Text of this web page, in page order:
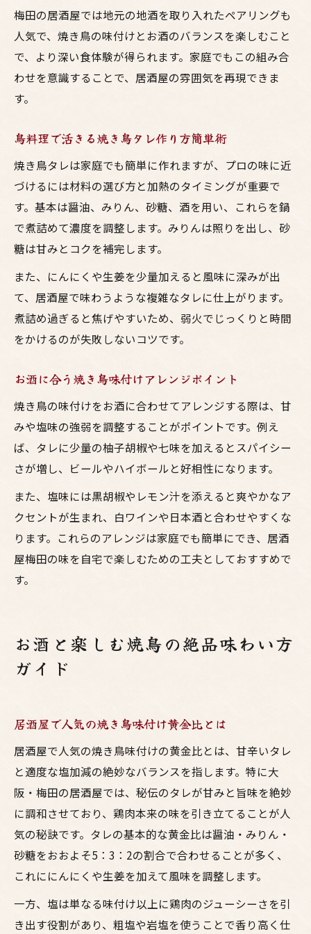
梅田の居酒屋では地元の地酒を取り入れたペアリングも
人気で、焼き鳥の味付けとお酒のバランスを楽しむこと
で、より深い食体験が得られます。家庭でもこの組み合
わせを意識することで、居酒屋の雰囲気を再現できま
す。
鳥料理で活きる焼き鳥タレ作り方簡単術
焼き鳥タレは家庭でも簡単に作れますが、プロの味に近
づけるには材料の選び方と加熱のタイミングが重要で
す。基本は醤油、みりん、砂糖、酒を用い、これらを鍋
で煮詰めて濃度を調整します。みりんは照りを出し、砂
糖は甘みとコクを補完します。
また、にんにくや生姜を少量加えると風味に深みが出
て、居酒屋で味わうような複雑なタレに仕上がります。
煮詰め過ぎると焦げやすいため、弱火でじっくりと時間
をかけるのが失敗しないコツです。
お酒に合う焼き鳥味付けアレンジポイント
焼き鳥の味付けをお酒に合わせてアレンジする際は、甘
みや塩味の強弱を調整することがポイントです。例え
ば、タレに少量の柚子胡椒や七味を加えるとスパイシー
さが増し、ビールやハイボールと好相性になります。
また、塩味には黒胡椒やレモン汁を添えると爽やかなア
クセントが生まれ、白ワインや日本酒と合わせやすくな
ります。これらのアレンジは家庭でも簡単にでき、居酒
屋梅田の味を自宅で楽しむための工夫としておすすめで
す。
お酒と楽しむ焼鳥の絶品味わい方
ガイド
居酒屋で人気の焼き鳥味付け黄金比とは
居酒屋で人気の焼き鳥味付けの黄金比とは、甘辛いタレ
と適度な塩加減の絶妙なバランスを指します。特に大
阪・梅田の居酒屋では、秘伝のタレが甘みと旨味を絶妙
に調和させており、鶏肉本来の味を引き立てることが人
気の秘訣です。タレの基本的な黄金比は醤油・みりん・
砂糖をおおよそ5：3：2の割合で合わせることが多く、
これににんにくや生姜を加えて風味を調整します。
一方、塩は単なる味付け以上に鶏肉のジューシーさを引
き出す役割があり、粗塩や岩塩を使うことで香り高く仕